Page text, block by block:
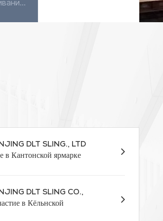
Ежедневное обслуживание плоского стропа очень простое. За исключением случаев использования моющего средства для очистки в воде, он не требует никакого обслуживания. Стропа обладает хорошей коррозионн... Подъемный строп с лямкой является важным инструментом при погрузочно-разгрузочных работах, позволяющим эффективно и безопасно поднимать тяжелые предметы. Однако очень важно правильно использовать это...
DLT SLING., LTD
в Кантонской ярмарке
DLT SLING CO.,
в Кёльнской